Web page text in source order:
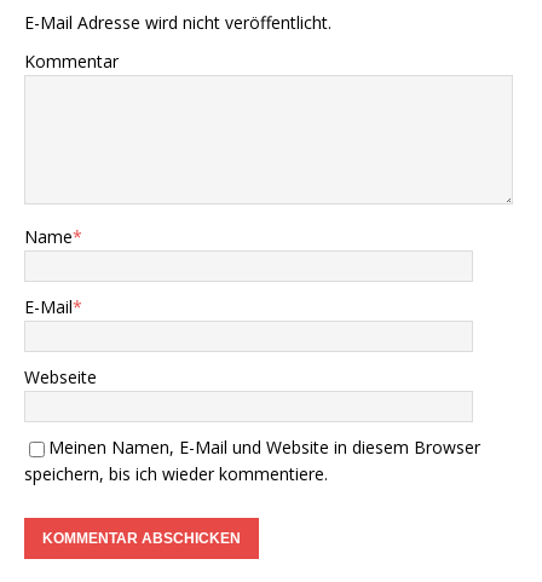
E-Mail Adresse wird nicht veröffentlicht.
Kommentar
Name*
E-Mail*
Webseite
Meinen Namen, E-Mail und Website in diesem Browser
speichern, bis ich wieder kommentiere.